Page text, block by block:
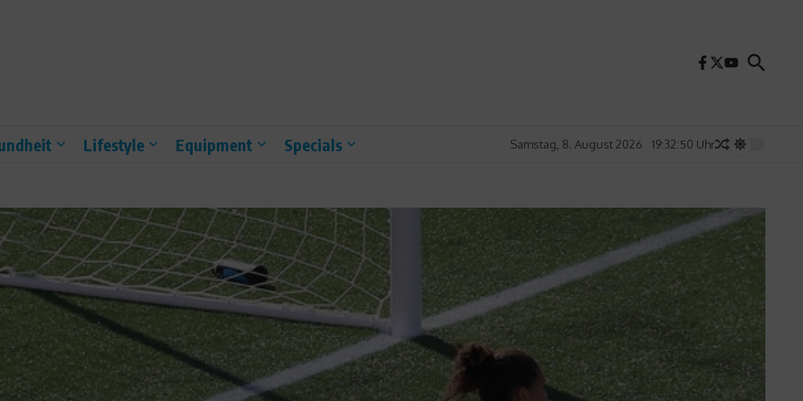
Lifestyle Equipment Specials Samstag, 8. August 2026 19:32:52 Uhr